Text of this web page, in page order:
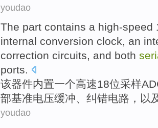
youdao
The part contains a high-speed
internal conversion clock, an
correction circuits, and both
ports.
该器件内置一个高速18位采样
部基准电压缓冲、 纠错电路 ， 以
youdao